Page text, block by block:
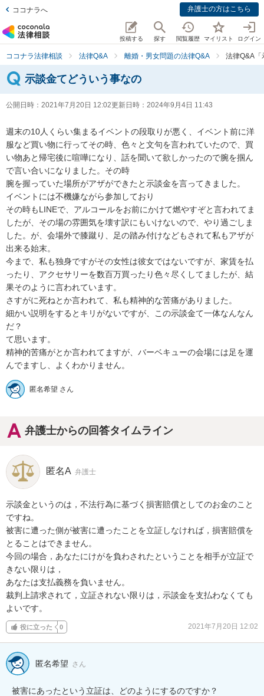
ココナラへ 弁護士の方はこちら
投稿する 探す 閲覧履歴 マイリスト ログイン
ココナラ法律相談 法律Q&A 離婚・男女問題の法律Q&A 法律Q&A「
示談金てどういう事なの
公開日時： 2021年7月20日 12:02更新日時： 2024年9月4日 11:43
週末の10人くらい集まるイベントの段取りが悪く、イベント前に洋
服など買い物に行ってその時、色々と文句を言われていたので、買
い物あと帰宅後に喧嘩になり、話を聞いて欲しかったので腕を掴ん
で言い合いになりました。その時
腕を握っていた場所がアザができたと示談金を言ってきました。
イベントには不機嫌ながら参加しており
その時もLINEで、アルコールをお前にかけて燃やすぞと言われてま
したが、その場の雰囲気を壊す訳にもいけないので、やり過ごしま
した。が、会場外で膝蹴り、足の踏み付けなどもされて私もアザが
出来る始末。
今まで、私も独身ですがその女性は彼女ではないですが、家賃を払
ったり、アクセサリーを数百万買ったり色々尽くしてましたが、結
果そのように言われています。
さすがに死ねとか言われて、私も精神的な苦痛がありました。
細かい説明をするとキリがないですが、この示談金て一体なんなん
だ？
て思います。
精神的苦痛がとか言われてますが、バーベキューの会場には足を運
匿名希望 さん
弁護士からの回答タイムライン
匿名A 弁護士
示談金というのは，不法行為に基づく損害賠償としてのお金のこと
ですね。
被害に遭った側が被害に遭ったことを立証しなければ，損害賠償を
とることはできません。
今回の場合，あなたにけがを負わされたということを相手が立証で
きない限りは，
あなたは支払義務を負いません。
裁判上請求されて，立証されない限りは，示談金を支払わなくても
よいです。
役に立った 0 2021年7月20日 12:02
匿名希望 さん
被害にあったという立証は、どのようにするのですか？